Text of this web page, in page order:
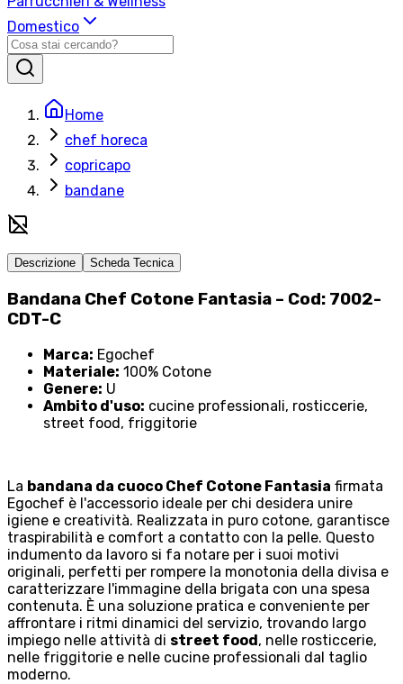
Domestico
Home
chef horeca
copricapo
bandane
Descrizione Scheda Tecnica
Bandana Chef Cotone Fantasia – Cod: 7002-
CDT-C
Marca: Egochef
Materiale: 100% Cotone
Genere: U
Ambito d'uso: cucine professionali, rosticcerie,
street food, friggitorie
La bandana da cuoco Chef Cotone Fantasia firmata
Egochef è l'accessorio ideale per chi desidera unire
igiene e creatività. Realizzata in puro cotone, garantisce
traspirabilità e comfort a contatto con la pelle. Questo
indumento da lavoro si fa notare per i suoi motivi
originali, perfetti per rompere la monotonia della divisa e
caratterizzare l'immagine della brigata con una spesa
contenuta. È una soluzione pratica e conveniente per
affrontare i ritmi dinamici del servizio, trovando largo
impiego nelle attività di street food, nelle rosticcerie,
nelle friggitorie e nelle cucine professionali dal taglio
moderno.